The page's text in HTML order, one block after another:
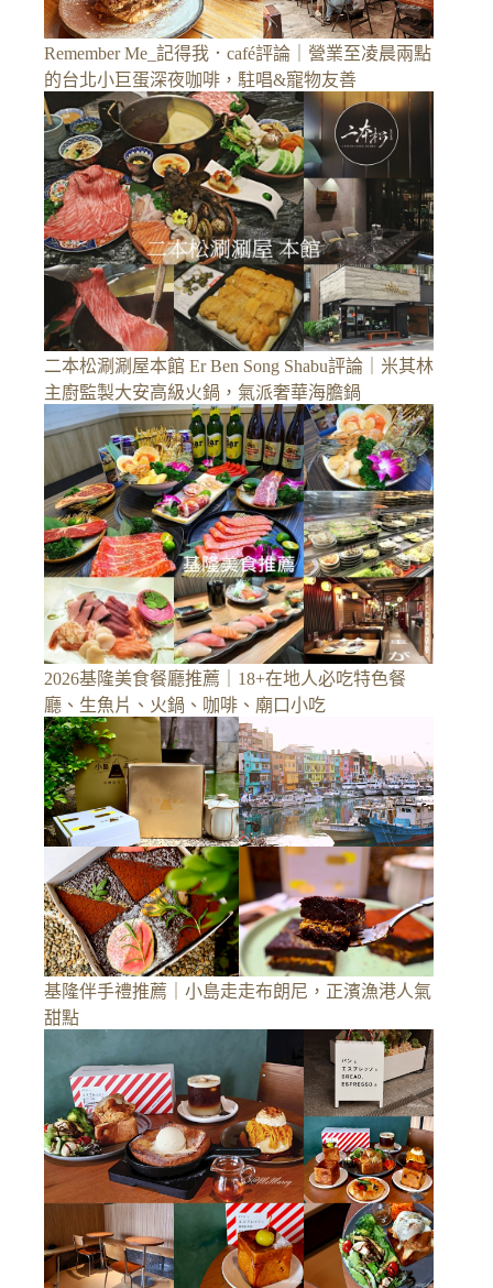
Remember Me_記得我．café評論｜營業至凌晨兩點
的台北小巨蛋深夜咖啡，駐唱&寵物友善
二本松涮涮屋本館 Er Ben Song Shabu評論｜米其林
主廚監製大安高級火鍋，氣派奢華海膽鍋
2026基隆美食餐廳推薦｜18+在地人必吃特色餐
廳、生魚片、火鍋、咖啡、廟口小吃
基隆伴手禮推薦｜小島走走布朗尼，正濱漁港人氣
甜點